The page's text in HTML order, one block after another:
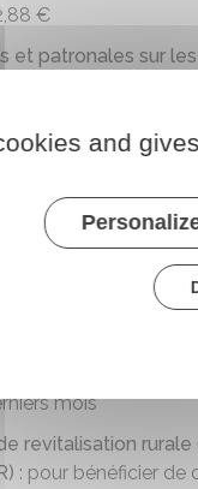
€
et patronales sur
des heures
versé au titre de
sociales
de cotisations et
l'endroit où est
d'emploi à
être
mois
revitalisation rurale
: pour bénéficier de
and